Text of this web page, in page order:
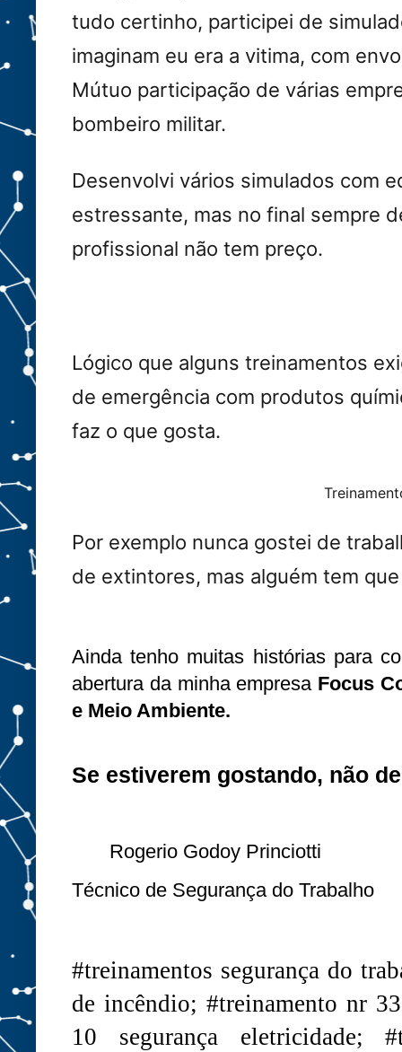
tudo certinho, participei de
imaginam eu era a vitima, com
Mútuo participação de várias
bombeiro militar.
Desenvolvi vários simulados com
estressante, mas no final sempre
profissional não tem preço.
Lógico que alguns treinamentos
de emergência com produtos
faz o que gosta.
Por exemplo nunca gostei de
de extintores, mas alguém tem
Ainda tenho muitas histórias para
abertura da minha empresa Focus
e Meio Ambiente.
Se estiverem gostando, não
Rogerio Godoy Princiotti
Técnico de Segurança do Trabalho
#treinamentos segurança do
de incêndio; #treinamento nr
10 segurança eletricidade;